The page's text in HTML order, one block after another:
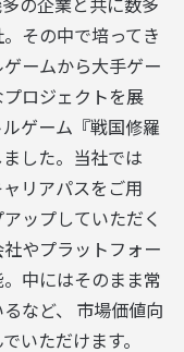
の企業と共に数多
その中で培ってき
ームから大手ゲー
ロジェクトを展
ゲーム『戦国修羅
した。当社では
リアパスをご用
ップしていただく
やプラットフォー
中にはそのまま常
など、 市場価値向
いただけます。